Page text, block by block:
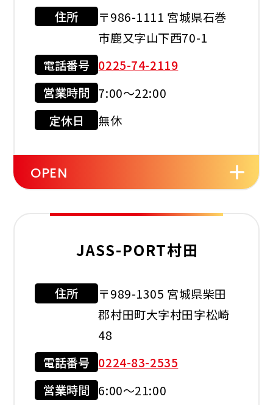
オイル
交換
バッテリー ワイパー
利用可能カード
現金会員 クレジット
セルフ 洗車機
タイヤ
オイル
交換
バッテリー ワイパー
住所
〒986-1111 宮城県石巻
市鹿又字山下西70-1
電話番号 0225-74-2119
営業時間 7:00～22:00
定休日
無休
利用可能カード
現金会員
OPEN
JASS-PORT村田
住所
〒989-1305 宮城県柴田
郡村田町大字村田字松崎
48
電話番号 0224-83-2535
営業時間 6:00～21:00